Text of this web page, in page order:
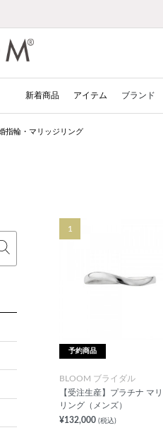
新着商品 アイテム ブランド
指輪・マリッジリング
1
予約商品
BLOOM ブライダル
【受注生産】プラチナ マ
リング（メンズ）
¥132,000 (税込)